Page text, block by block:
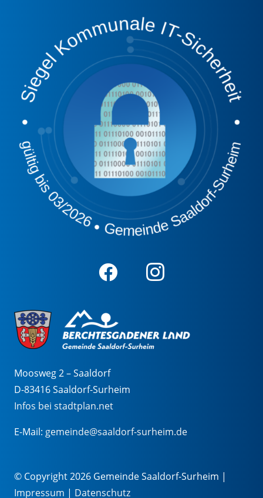
Moosweg 2 – Saaldorf
D-83416 Saaldorf-Surheim
Infos bei stadtplan.net
E-Mail: gemeinde@saaldorf-surheim.de
© Copyright 2026 Gemeinde Saaldorf-Surheim |
Impressum | Datenschutz